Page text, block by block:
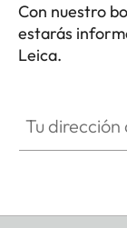
Con nuestro
estarás
Leica.